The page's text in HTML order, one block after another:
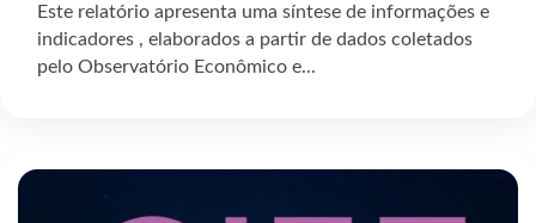
Este relatório apresenta uma síntese de informações e
indicadores , elaborados a partir de dados coletados
pelo Observatório Econômico e...